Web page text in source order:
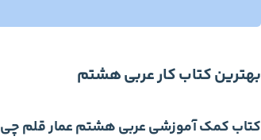
بهترین کتاب کار عربی هشتم
کتاب کمک آموزشی عربی هشتم عمار قلم چی